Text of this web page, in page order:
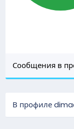
Сообщения в
В профиле